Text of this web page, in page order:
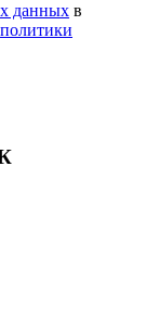
данных в
политики